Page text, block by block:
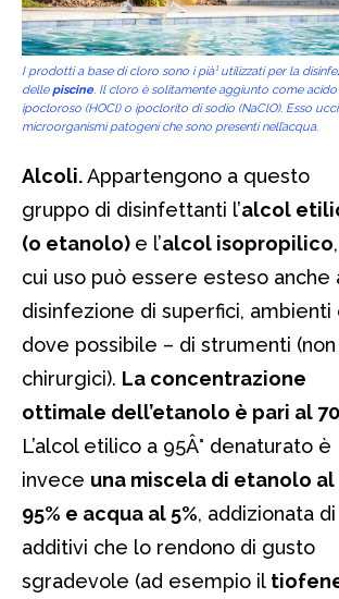
I prodotti a base di cloro sono i pià¹ utilizzati per la
dellepiscine. Il cloro è solitamente aggiunto come acido
ipocloroso (HOCl) o ipoclorito di sodio (NaClO). Esso
microorganismi patogeni che sono presenti nell’acqua.
Alcoli.Appartengono a questo
gruppo di disinfettanti l’alcol
(o etanolo) e l’alcol isopropilico
cui uso può essere esteso anche
disinfezione di superfici, ambienti
dove possibile – di strumenti (non
chirurgici). La concentrazione
ottimale dell’etanolo è pari al
L’alcol etilico a 95Â° denaturato è
invece una miscela di etanolo al
95% e acqua al 5%, addizionata di
additivi che lo rendono di gusto
sgradevole (ad esempio il